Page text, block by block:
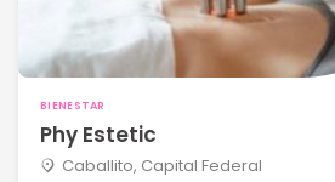
BIENESTAR
Phy Estetic
Caballito, Capital Federal